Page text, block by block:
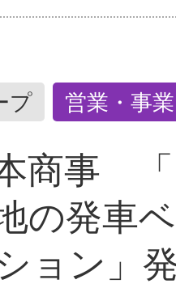
プ 営業・事
商事
発車
ョン」